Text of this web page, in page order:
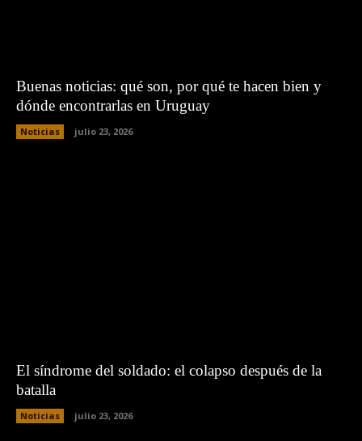
Buenas noticias: qué son, por qué te hacen bien y
dónde encontrarlas en Uruguay
Noticias julio 23, 2026
El síndrome del soldado: el colapso después de la
batalla
Noticias julio 23, 2026